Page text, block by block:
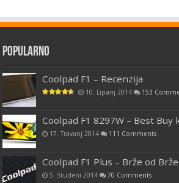
Popularno
Coolpad F1 – Recenzija
10. Lipanj 2014 153
Coolpad F1 8297W – Best Buy
17. Travanj 2014 111 Comments
Coolpad F1 Plus – Brže od
5. Studeni 2014 70 Comments